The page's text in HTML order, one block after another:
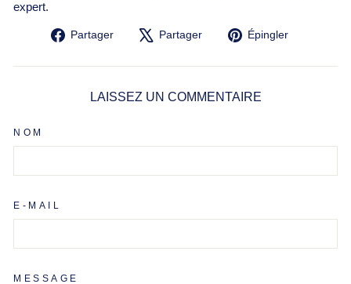
expert.
Partager
Partager
Facebook
Partager
Tweeter
X
Épingler
Pinterest
LAISSEZ UN COMMENTAIRE
NOM
E-MAIL
MESSAGE